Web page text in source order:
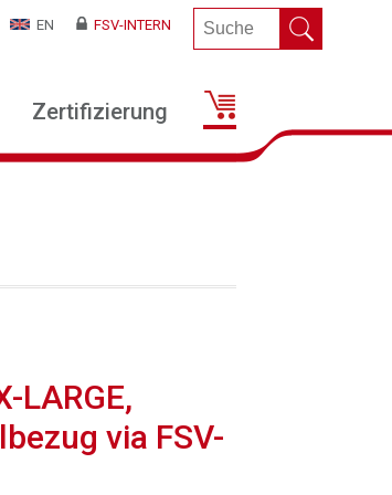
EN FSV-INTERN
Zertifizierung
LARGE,
via FSV-